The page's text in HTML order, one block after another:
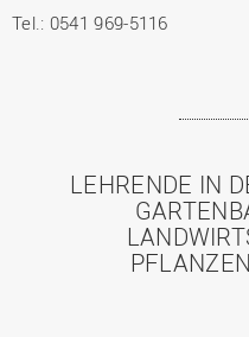
Tel.: 0541 969-5116
LEHRENDE IN